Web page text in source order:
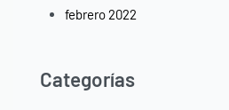
febrero 2022
Categorías